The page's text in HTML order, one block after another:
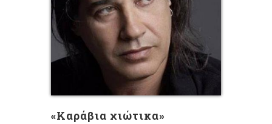
«Καράβια χιώτικα»